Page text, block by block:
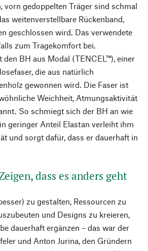
vorn gedoppelten Träger sind schmal
weitenverstellbare Rückenband,
geschlossen wird. Das verwendete
zum Tragekomfort bei.
BH aus Modal (TENCEL™), einer
die aus natürlich
gewonnen wird. Die Faser ist
Weichheit, Atmungsaktivität
So schmiegt sich der BH an wie
geringer Anteil Elastan verleiht ihm
und sorgt dafür, dass er dauerhaft in
dass es anders geht
zu gestalten, Ressourcen zu
und Designs zu kreieren,
dauerhaft ergänzen – das war der
und Anton Jurina, den Gründern